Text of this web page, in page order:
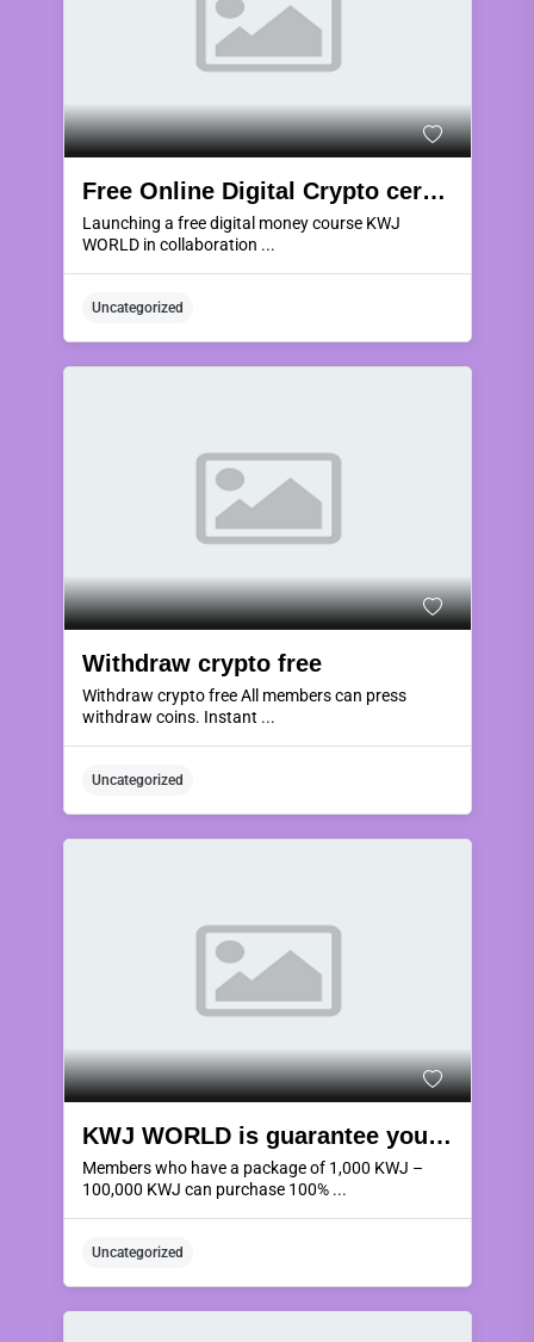
Free Online Digital Crypto cerrency
Launching a free digital money course KWJ
WORLD in collaboration ...
Uncategorized
Withdraw crypto free
Withdraw crypto free All members can press
withdraw coins. Instant ...
Uncategorized
KWJ WORLD is guarantee you 100% full risk.
Members who have a package of 1,000 KWJ –
100,000 KWJ can purchase 100% ...
Uncategorized